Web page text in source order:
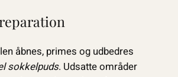
åbnes, primes og udbedres
sokkelpuds. Udsatte områder